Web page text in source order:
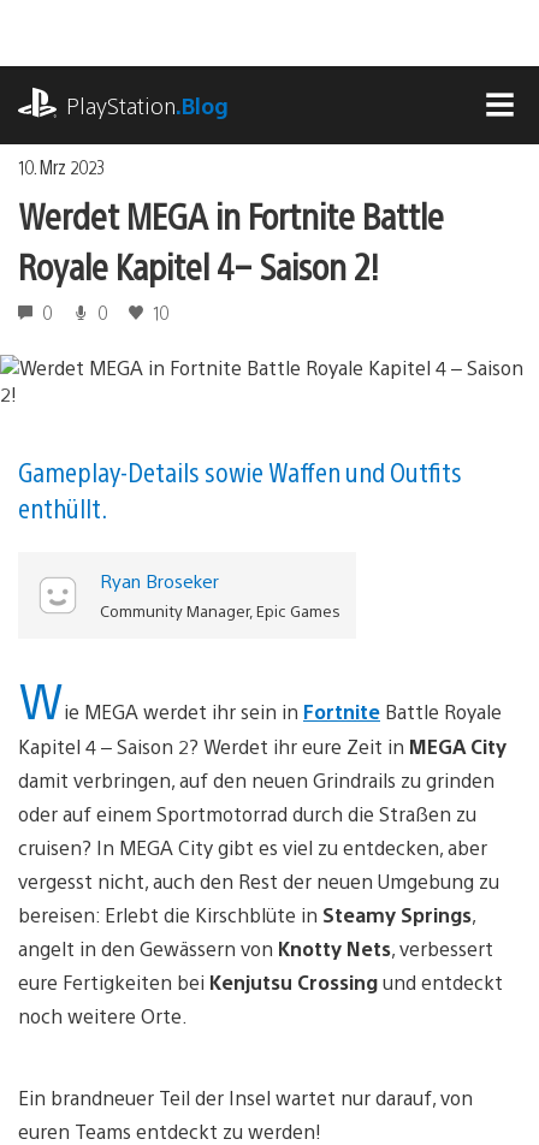
springen
PlayStation.Blog
10. Mrz 2023
Werdet MEGA in Fortnite Battle
Royale Kapitel 4 – Saison 2!
0 0 10
Gameplay-Details sowie Waffen und Outfits
enthüllt.
Ryan Broseker
Community Manager, Epic Games
Wie MEGA werdet ihr sein in Fortnite Battle Royale
Kapitel 4 – Saison 2? Werdet ihr eure Zeit in MEGA City
damit verbringen, auf den neuen Grindrails zu grinden
oder auf einem Sportmotorrad durch die Straßen zu
cruisen? In MEGA City gibt es viel zu entdecken, aber
vergesst nicht, auch den Rest der neuen Umgebung zu
bereisen: Erlebt die Kirschblüte in Steamy Springs,
angelt in den Gewässern von Knotty Nets, verbessert
eure Fertigkeiten bei Kenjutsu Crossingund entdeckt
noch weitere Orte.
Ein brandneuer Teil der Insel wartet nur darauf, von
euren Teams entdeckt zu werden!